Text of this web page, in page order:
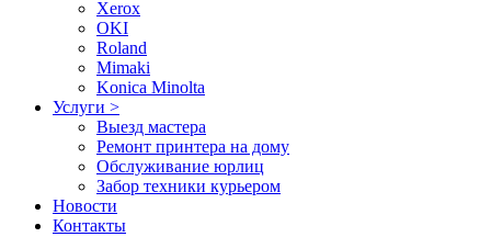
Xerox
OKI
Roland
Mimaki
Konica Minolta
Услуги >
Выезд мастера
Ремонт принтера на дому
Обслуживание юрлиц
Забор техники курьером
Новости
Контакты